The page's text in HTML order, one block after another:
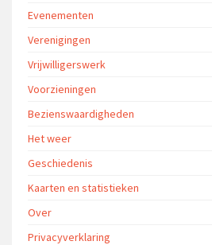
Evenementen
Verenigingen
Vrijwilligerswerk
Voorzieningen
Bezienswaardigheden
Het weer
Geschiedenis
Kaarten en statistieken
Over
Privacyverklaring